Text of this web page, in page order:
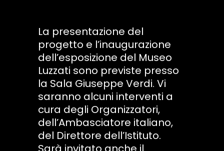
La presentazione del
progetto e l’inaugurazione
dell’esposizione del Museo
Luzzati sono previste presso
la Sala Giuseppe Verdi. Vi
saranno alcuni interventi a
cura degli Organizzatori,
dell’Ambasciatore italiano,
del Direttore dell’Istituto.